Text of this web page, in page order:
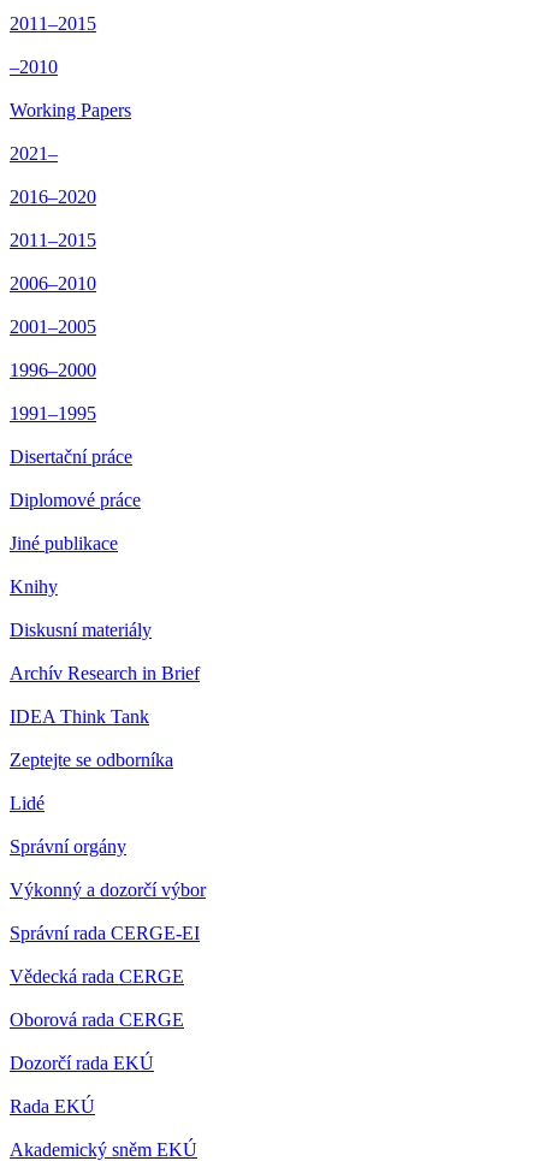
2011–2015
–2010
Working Papers
2021–
2016–2020
2011–2015
2006–2010
2001–2005
1996–2000
1991–1995
Disertační práce
Diplomové práce
Jiné publikace
Knihy
Diskusní materiály
Archív Research in Brief
IDEA Think Tank
Zeptejte se odborníka
Lidé
Správní orgány
Výkonný a dozorčí výbor
Správní rada CERGE-EI
Vědecká rada CERGE
Oborová rada CERGE
Dozorčí rada EKÚ
Rada EKÚ
Akademický sněm EKÚ